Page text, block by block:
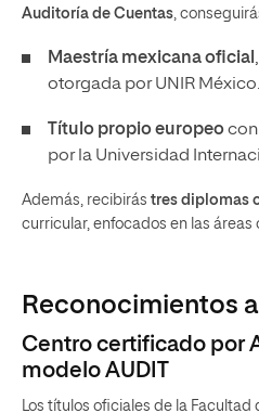
Auditoría de Cuentas,
Maestría mexicana oficial
otorgada por UNIR México.
Título propio europeo
por la Universidad
Además, recibirás tres diplomas
curricular, enfocados en las
Reconocimientos
Centro certificado por
modelo AUDIT
Los títulos oficiales de la